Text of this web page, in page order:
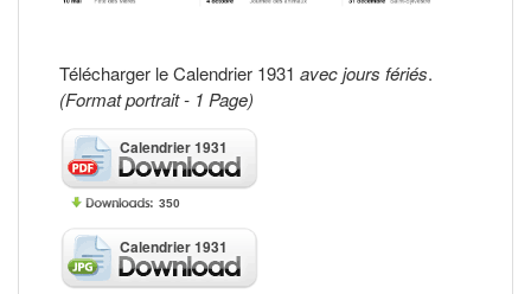
Télécharger le Calendrier 1931avec jours fériés.
(Format portrait - 1 Page)
Calendrier 1931
350
Calendrier 1931